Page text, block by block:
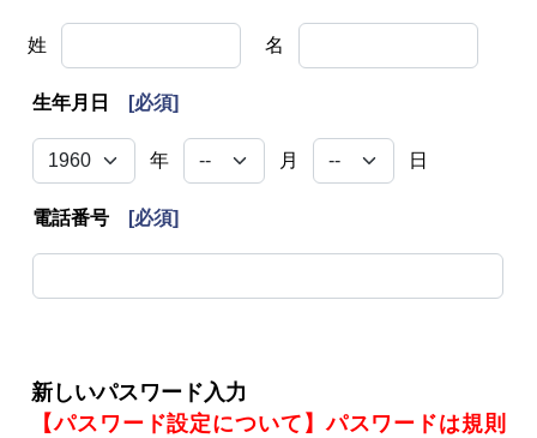
姓 名
生年月日 [必須]
年 月 日
電話番号 [必須]
新しいパスワード入力
【パスワード設定について】パスワードは規則